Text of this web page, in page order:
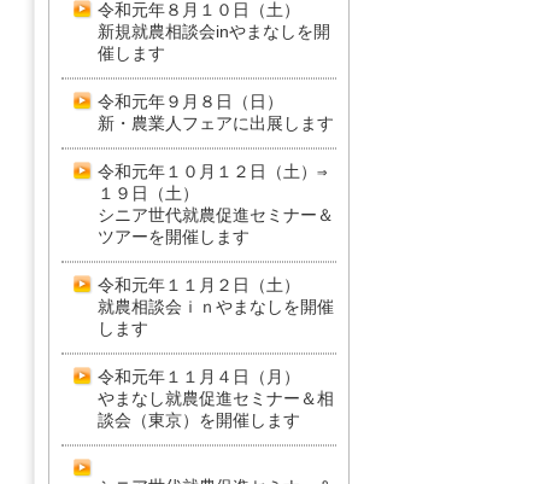
令和元年８月１０日（土）
新規就農相談会inやまなしを開
催します
令和元年９月８日（日）
新・農業人フェアに出展します
令和元年１０月１２日（土）⇒
１９日（土）
シニア世代就農促進セミナー＆
ツアーを開催します
令和元年１１月２日（土）
就農相談会ｉｎやまなしを開催
します
令和元年１１月４日（月）
やまなし就農促進セミナー＆相
談会（東京）を開催します